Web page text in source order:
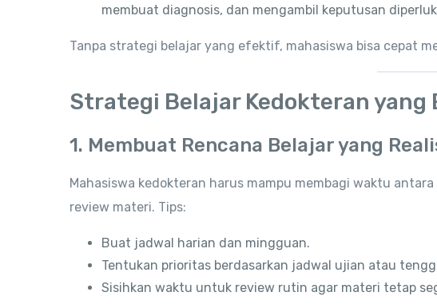
membuat diagnosis, dan mengambil keputusan
Tanpa strategi belajar yang efektif, mahasiswa bisa cepat
Strategi Belajar Kedokteran
1. Membuat Rencana Belajar yang
Mahasiswa kedokteran harus mampu membagi waktu
review materi. Tips:
Buat jadwal harian dan mingguan.
Tentukan prioritas berdasarkan jadwal ujian atau
Sisihkan waktu untuk review rutin agar materi tetap